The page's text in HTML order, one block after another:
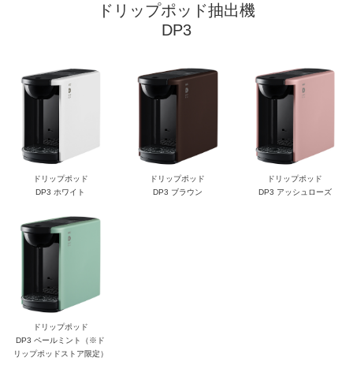
ドリップポッド抽出機
DP3
ドリップポッド
DP3 ホワイト
ドリップポッド
DP3 ブラウン
ドリップポッド
DP3 アッシュローズ
ドリップポッド
DP3 ペールミント（※ド
リップポッドストア限定）